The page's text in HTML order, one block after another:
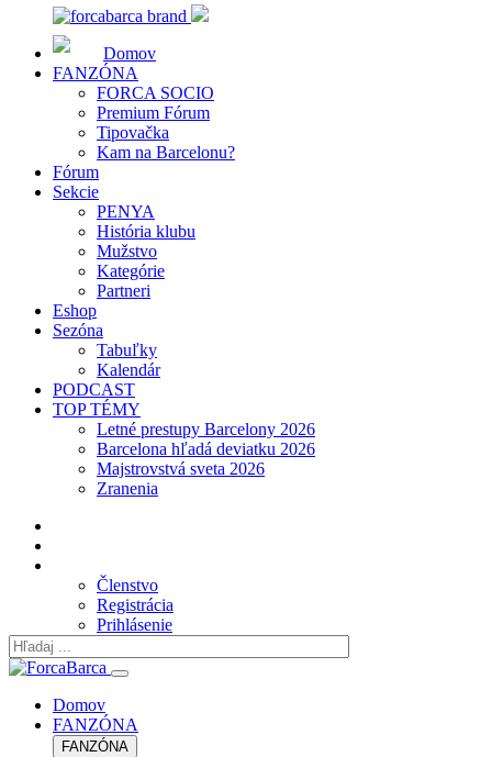
Domov
FANZÓNA
FORCA SOCIO
Premium Fórum
Tipovačka
Kam na Barcelonu?
Fórum
Sekcie
PENYA
História klubu
Mužstvo
Kategórie
Partneri
Eshop
Sezóna
Tabuľky
Kalendár
PODCAST
TOP TÉMY
Letné prestupy Barcelony 2026
Barcelona hľadá deviatku 2026
Majstrovstvá sveta 2026
Zranenia
Členstvo
Registrácia
Prihlásenie
Domov
FANZÓNA
FANZÓNA